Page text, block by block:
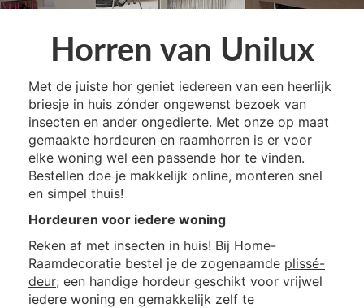
Horren van Unilux
Met de juiste hor geniet iedereen van een heerlijk
briesje in huis zónder ongewenst bezoek van
insecten en ander ongedierte. Met onze op maat
gemaakte hordeuren en raamhorren is er voor
elke woning wel een passende hor te vinden.
Bestellen doe je makkelijk online, monteren snel
en simpel thuis!
Hordeuren voor iedere woning
Reken af met insecten in huis! Bij Home-
Raamdecoratie bestel je de zogenaamde plissé-
deur; een handige hordeur geschikt voor vrijwel
iedere woning en gemakkelijk zelf te